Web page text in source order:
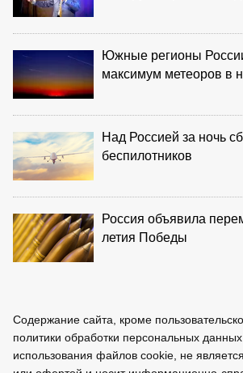
Южные регионы
максимум метеоров в
Над Россией за ночь
беспилотников
Россия объявила
летия Победы
Содержание сайта, кроме
политики обработки персональных
использования файлов cookie, не